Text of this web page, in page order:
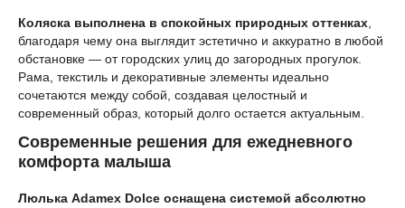
Коляска выполнена в спокойных природных оттенках
благодаря чему она выглядит эстетично и аккуратно в любой
обстановке — от городских улиц до загородных прогулок.
Рама, текстиль и декоративные элементы идеально
сочетаются между собой, создавая целостный и
современный образ, который долго остается актуальным.
Современные решения для ежедневного
комфорта малыша
Люлька Adamex Dolce оснащена системой абсолютно